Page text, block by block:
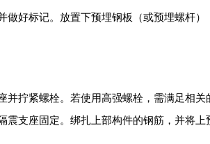
好标记。放置下预埋钢板（或预埋螺杆
拧紧螺栓。若使用高强螺栓，需满足相
支座固定。绑扎上部构件的钢筋，并将